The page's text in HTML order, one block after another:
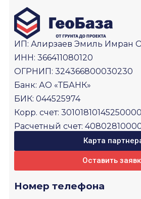
Номер телефона
ИП: Алирзаев Эмиль Имран
ИНН: 366411080120
ОГРНИП: 324366800030230
Банк: АО «ТБАНК»
БИК: 044525974
Корр. счет:
Расчетный счет:
Карта
Оставить